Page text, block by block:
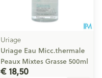
Uriage
Uriage Eau Micc.thermale
Peaux Mixtes Grasse 500ml
€ 18,50